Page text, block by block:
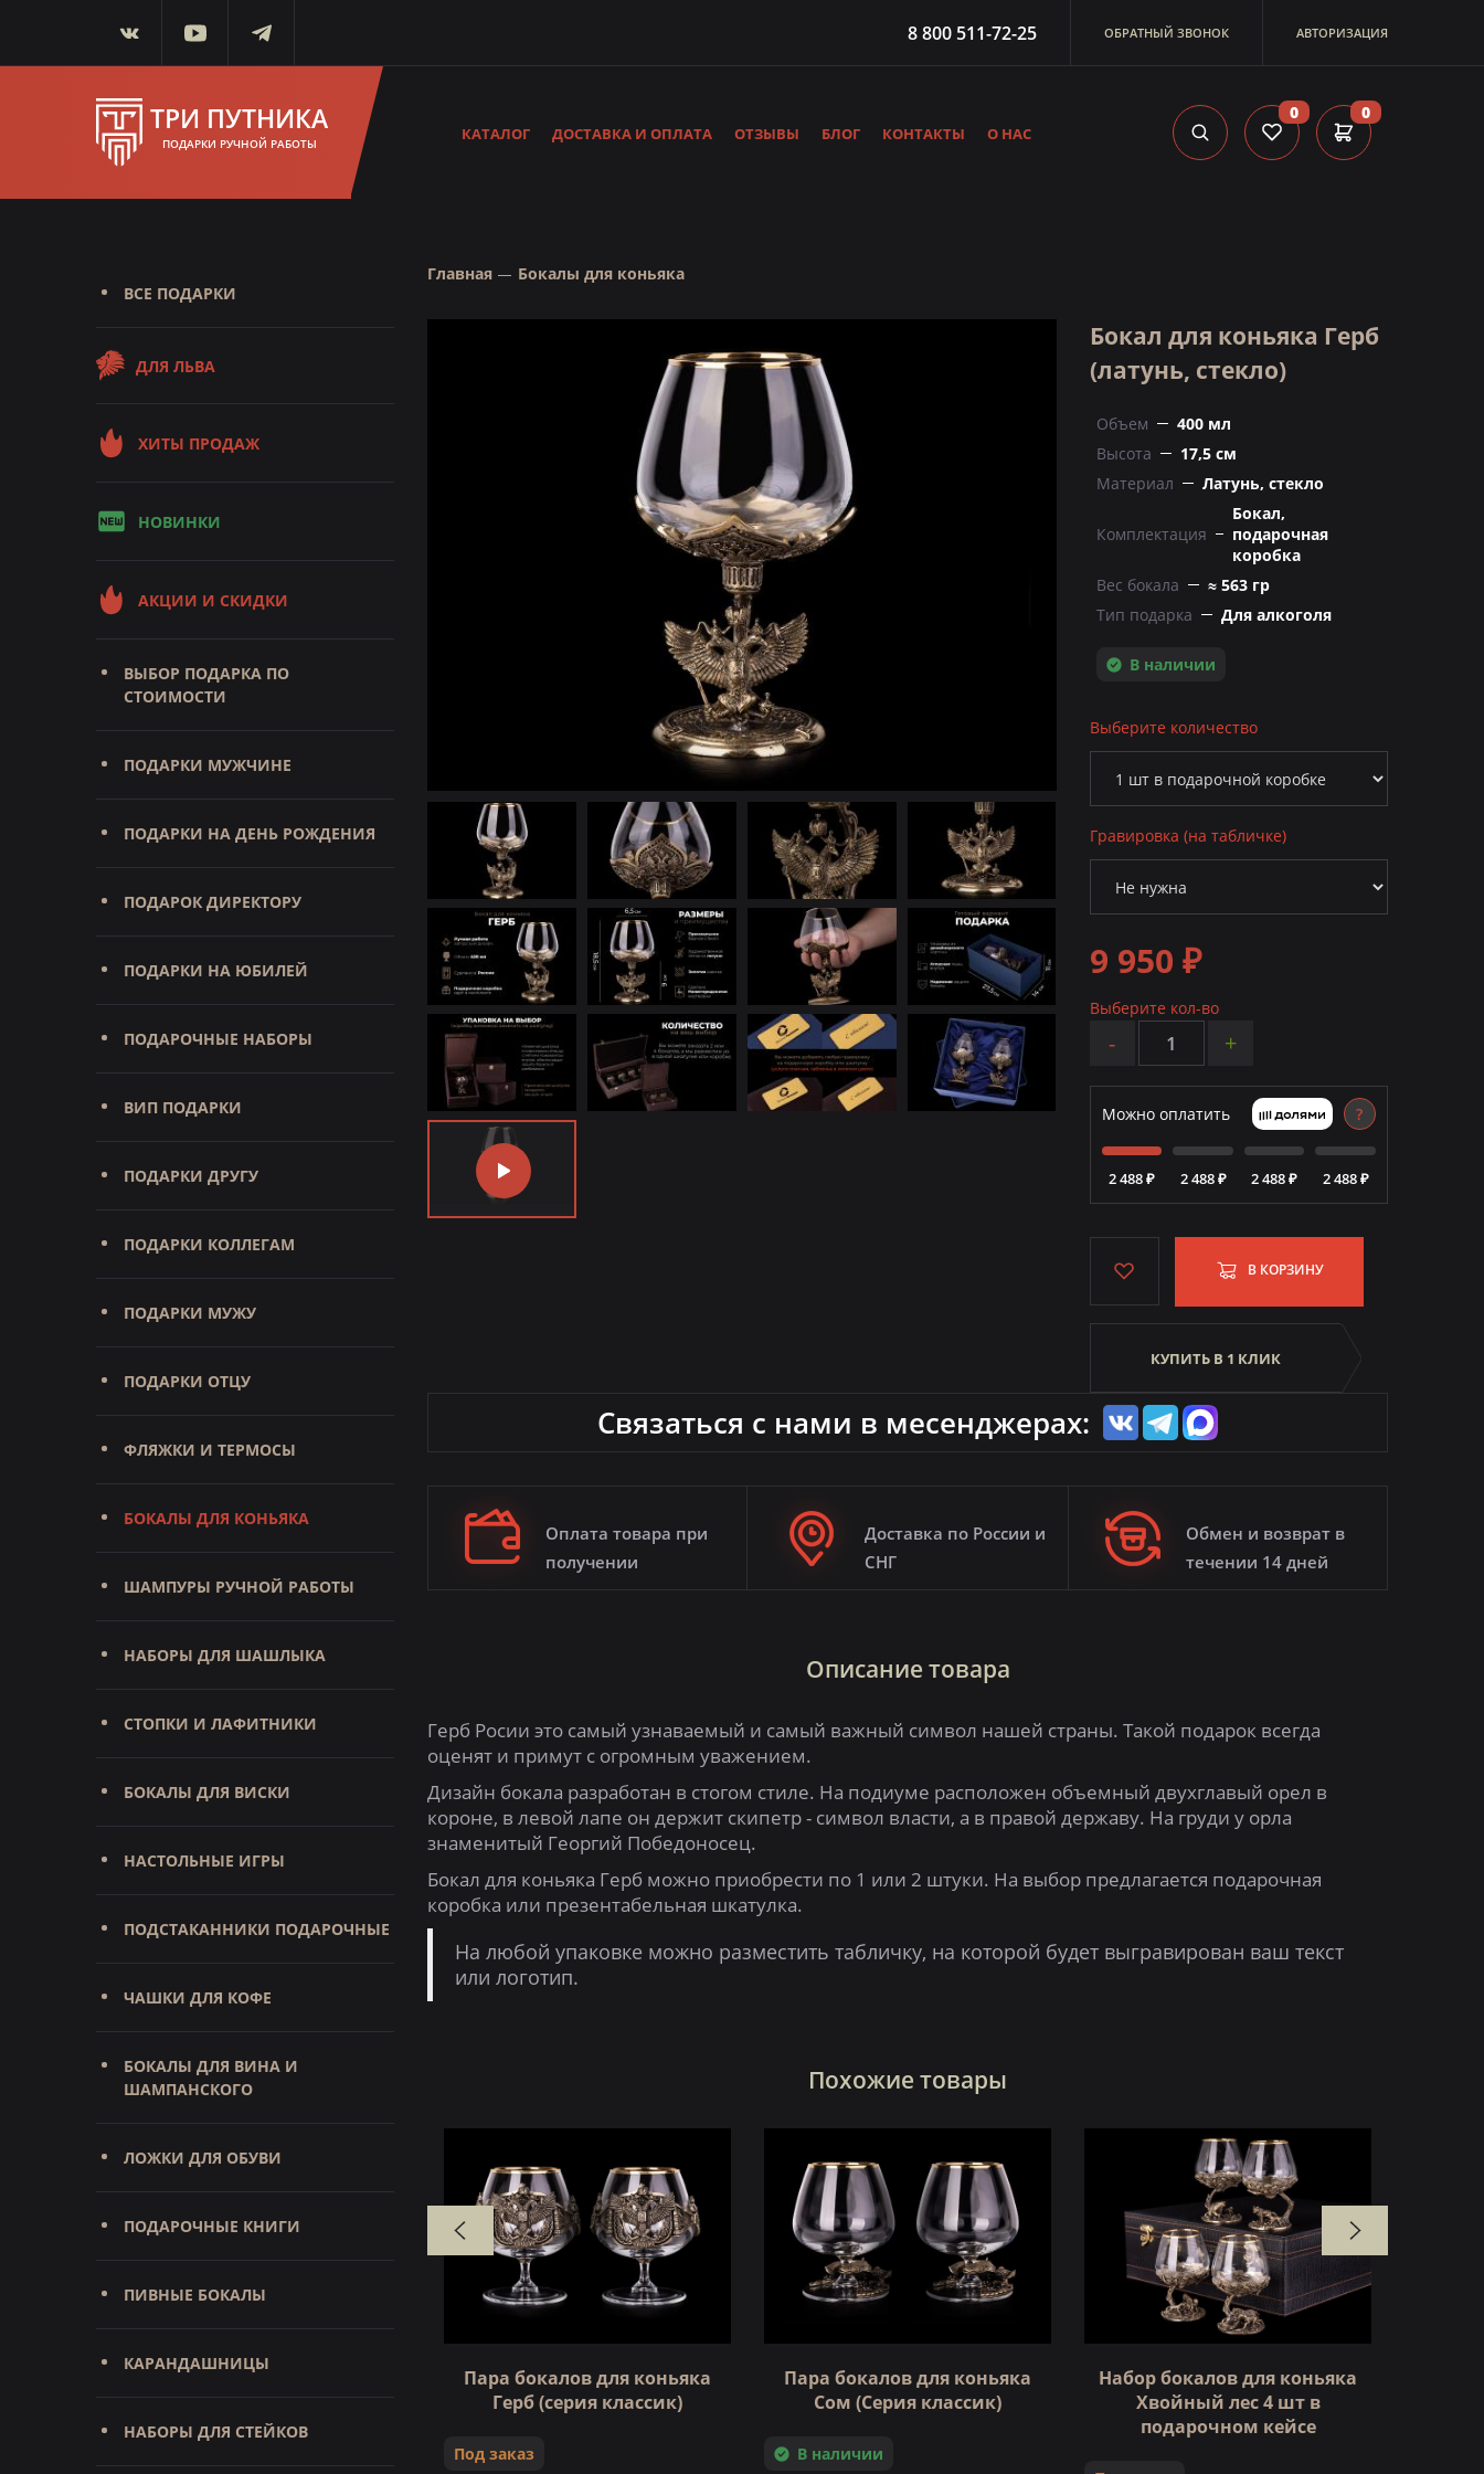
АВТОРИЗАЦИЯ
ОБРАТНЫЙ ЗВОНОК
8 800 511-72-25
ТРИ ПУТНИКА
ПОДАРКИ РУЧНОЙ РАБОТЫ
КАТАЛОГ ДОСТАВКА И ОПЛАТА ОТЗЫВЫ БЛОГ КОНТАКТЫ О НАС
0
0
ВСЕ ПОДАРКИ
ДЛЯ ЛЬВА
ХИТЫ ПРОДАЖ
НОВИНКИ
АКЦИИ И СКИДКИ
ВЫБОР ПОДАРКА ПО
СТОИМОСТИ
ПОДАРКИ МУЖЧИНЕ
ПОДАРКИ НА ДЕНЬ РОЖДЕНИЯ
ПОДАРОК ДИРЕКТОРУ
ПОДАРКИ НА ЮБИЛЕЙ
ПОДАРОЧНЫЕ НАБОРЫ
ВИП ПОДАРКИ
ПОДАРКИ ДРУГУ
ПОДАРКИ КОЛЛЕГАМ
ПОДАРКИ МУЖУ
ПОДАРКИ ОТЦУ
ФЛЯЖКИ И ТЕРМОСЫ
БОКАЛЫ ДЛЯ КОНЬЯКА
ШАМПУРЫ РУЧНОЙ РАБОТЫ
НАБОРЫ ДЛЯ ШАШЛЫКА
СТОПКИ И ЛАФИТНИКИ
БОКАЛЫ ДЛЯ ВИСКИ
НАСТОЛЬНЫЕ ИГРЫ
ПОДСТАКАННИКИ ПОДАРОЧНЫЕ
ЧАШКИ ДЛЯ КОФЕ
БОКАЛЫ ДЛЯ ВИНА И
ШАМПАНСКОГО
ЛОЖКИ ДЛЯ ОБУВИ
ПОДАРОЧНЫЕ КНИГИ
ПИВНЫЕ БОКАЛЫ
КАРАНДАШНИЦЫ
НАБОРЫ ДЛЯ СТЕЙКОВ
Главная Бокалы для коньяка
Бокал для коньяка Герб
(латунь, стекло)
Объем
400 мл
Высота
17,5 см
Материал
Латунь, стекло
Комплектация
Бокал,
подарочная
коробка
Вес бокала
≈ 563 гр
Тип подарка
Для алкоголя
В наличии
Выберите количество
Гравировка (на табличке)
9 950 ₽
Выберите кол-во
- +
Можно оплатить ?
2 488 ₽ 2 488 ₽ 2 488 ₽ 2 488 ₽
В КОРЗИНУ
КУПИТЬ В 1 КЛИК
Связаться с нами в месенджерах:
Оплата товара при
получении
Доставка по России и
СНГ
Обмен и возврат в
течении 14 дней
Описание товара
Герб Росии это самый узнаваемый и самый важный символ нашей страны. Такой подарок всегда
оценят и примут с огромным уважением.
Дизайн бокала разработан в стогом стиле. На подиуме расположен объемный двухглавый орел в
короне, в левой лапе он держит скипетр - символ власти, а в правой державу. На груди у орла
знаменитый Георгий Победоносец.
Бокал для коньяка Герб можно приобрести по 1 или 2 штуки. На выбор предлагается подарочная
коробка или презентабельная шкатулка.
На любой упаковке можно разместить табличку, на которой будет выгравирован ваш текст
или логотип.
Похожие товары
Подарочный набор Корона (2
лафитника, бокал для
коньяка)
Пара бокалов для коньяка
Герб (серия классик)
Под заказ
Пара бокалов для коньяка
Сом (Серия классик)
В наличии
Набор бокалов для коньяка
Хвойный лес 4 шт в
подарочном кейсе